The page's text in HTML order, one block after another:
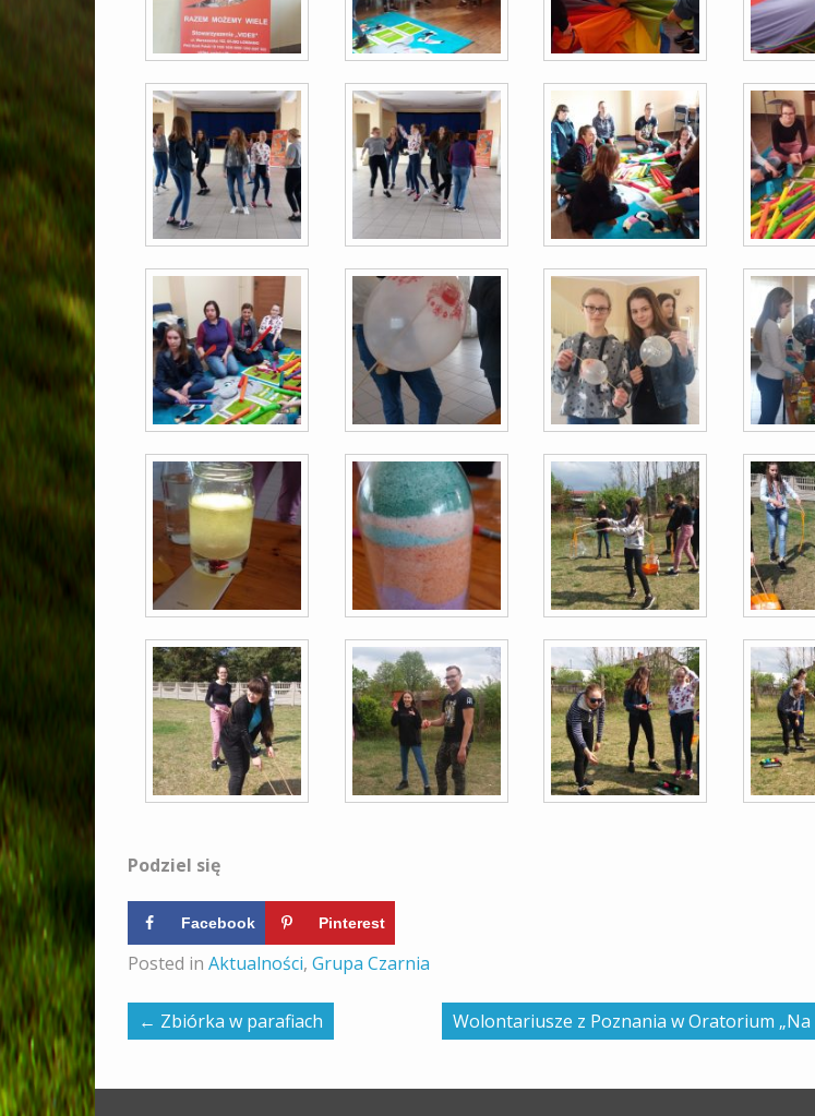
Podziel się
Facebook Pinterest
Posted in Aktualności, Grupa Czarnia
← Zbiórka w parafiach Wolontariusze z Poznania w Oratorium „Na